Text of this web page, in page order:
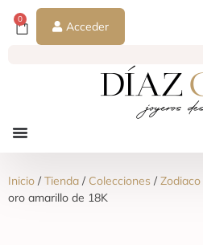
0
Acceder
Inicio /Tienda / Colecciones /Zodiaco
oro amarillo de 18K